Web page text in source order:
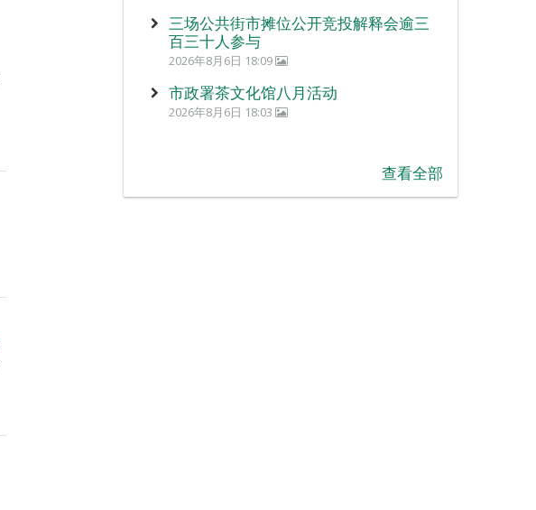
三场公共街市摊位公开竞投解释会逾三
百三十人参与
2026年8月6日 18:09
市政署茶文化馆八月活动
2026年8月6日 18:03
查看全部